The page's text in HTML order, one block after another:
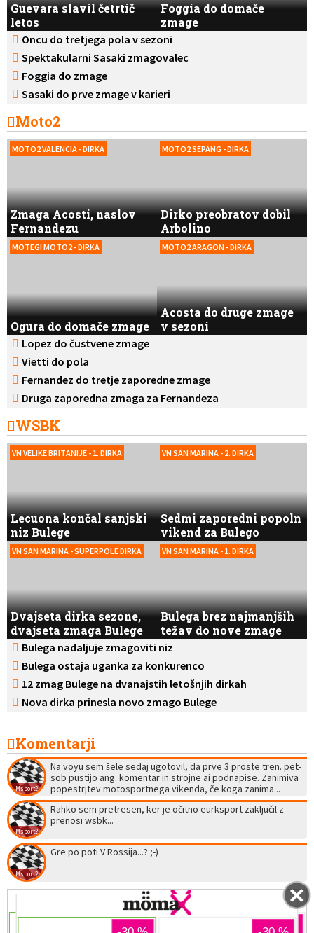
Guevara slavil četrtič
letos
Foggia do domače
zmage
Oncu do tretjega pola v sezoni
Spektakularni Sasaki zmagovalec
Foggia do zmage
Sasaki do prve zmage v karieri
Moto2
MOTO2 VALENCIA - DIRKA
Zmaga Acosti, naslov
Fernandezu
MOTO2 SEPANG - DIRKA
Dirko preobratov dobil
Arbolino
MOTEGI MOTO2 - DIRKA
Ogura do domače zmage
MOTO2 ARAGON - DIRKA
Acosta do druge zmage
v sezoni
Lopez do čustvene zmage
Vietti do pola
Fernandez do tretje zaporedne zmage
Druga zaporedna zmaga za Fernandeza
WSBK
VN VELIKE BRITANIJE - 1. DIRKA
Lecuona končal sanjski
niz Bulege
VN SAN MARINA - 2. DIRKA
Sedmi zaporedni popoln
vikend za Bulego
VN SAN MARINA - SUPERPOLE DIRKA
Dvajseta dirka sezone,
dvajseta zmaga Bulege
VN SAN MARINA - 1. DIRKA
Bulega brez najmanjših
težav do nove zmage
Bulega nadaljuje zmagoviti niz
Bulega ostaja uganka za konkurenco
12 zmag Bulege na dvanajstih letošnjih dirkah
Nova dirka prinesla novo zmago Bulege
Komentarji
Msport2
Na voyu sem šele sedaj ugotovil, da prve 3 proste tren. pet-
sob pustijo ang. komentar in strojne ai podnapise. Zanimiva
popestrjtev motosportnega vikenda, če koga zanima...
Glede na mes. ceno, se bo letos očitno dalo videti ogromno.
No brainer: F1, motogp in superbike na enem mestu brez
reklam.
Msport2
Rahko sem pretresen, ker je očitno eurksport zaključil z
prenosi wsbk...
Msport2
Gre po poti V Rossija...? ;-)